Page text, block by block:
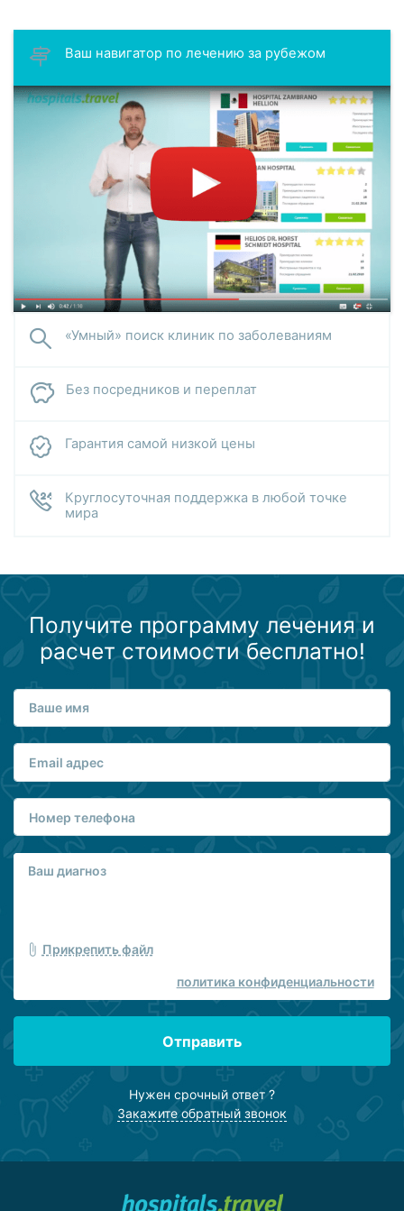
Ваш навигатор по лечению за рубежом
«Умный» поиск клиник по заболеваниям
Без посредников и переплат
Гарантия самой низкой цены
Круглосуточная поддержка в любой точке
мира
Получите программу лечения и
расчет стоимости бесплатно!
Прикрепить файл
политика конфиденциальности
Отправить
Нужен срочный ответ ?
Закажите обратный звонок